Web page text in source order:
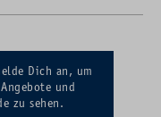
Dich an, um
und
zu sehen.